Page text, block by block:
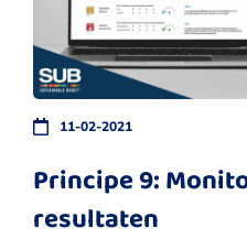
11-02-2021
Principe 9:
resultaten